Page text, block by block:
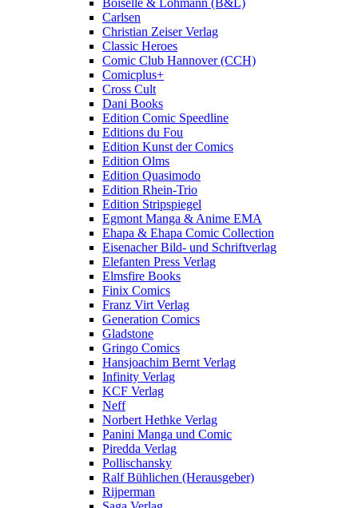
Boiselle & Löhmann (B&L)
Carlsen
Christian Zeiser Verlag
Classic Heroes
Comic Club Hannover (CCH)
Comicplus+
Cross Cult
Dani Books
Edition Comic Speedline
Editions du Fou
Edition Kunst der Comics
Edition Olms
Edition Quasimodo
Edition Rhein-Trio
Edition Stripspiegel
Egmont Manga & Anime EMA
Ehapa & Ehapa Comic Collection
Eisenacher Bild- und Schriftverlag
Elefanten Press Verlag
Elmsfire Books
Finix Comics
Franz Virt Verlag
Generation Comics
Gladstone
Gringo Comics
Hansjoachim Bernt Verlag
Infinity Verlag
KCF Verlag
Neff
Norbert Hethke Verlag
Panini Manga und Comic
Piredda Verlag
Pollischansky
Ralf Bühlichen (Herausgeber)
Rijperman